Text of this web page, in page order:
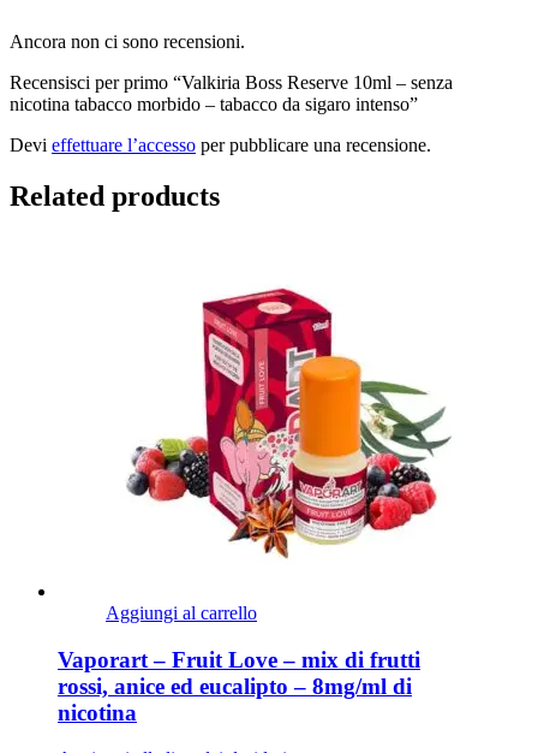
Ancora non ci sono recensioni.
Recensisci per primo “Valkiria Boss Reserve 10ml – senza
nicotina tabacco morbido – tabacco da sigaro intenso”
Devi effettuare l’accesso per pubblicare una recensione.
Related products
Aggiungi al carrello
Vaporart – Fruit Love – mix di frutti
rossi, anice ed eucalipto – 8mg/ml di
nicotina